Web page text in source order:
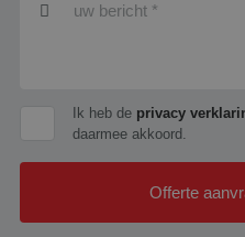
Ik heb de privacy
daarmee akkoord.
Offerte